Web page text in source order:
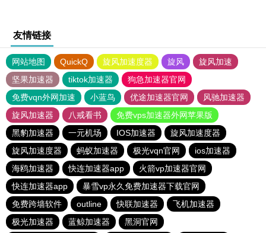
友情链接
网站地图 QuickQ 旋风加速度器 旋风
旋风加速
坚果加速器
tiktok加速器
狗急加速器官网
免费vqn外网加速
小蓝鸟 优途加速器官网
风驰加速器
旋风加速器
八戒看书
免费vps加速器外网苹果版
黑豹加速器
一元机场 IOS加速器
旋风加速度器
旋风加速度器
蚂蚁加速器 极光vqn官网
ios加速器
海鸥加速器
快连加速器app
火箭vp加速器官网
快连加速器app
暴雪vp永久免费加速器下载官网
免费跨墙软件
outline 快联加速器
飞机加速器
极光加速器
蓝鲸加速器
黑洞官网